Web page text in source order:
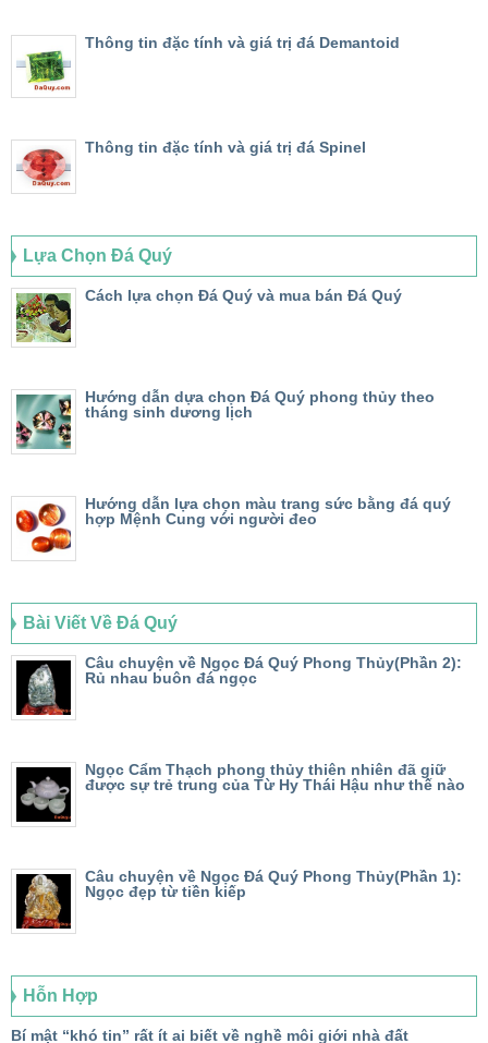
Thông tin đặc tính và giá trị đá Demantoid
Thông tin đặc tính và giá trị đá Spinel
Lựa Chọn Đá Quý
Cách lựa chọn Đá Quý và mua bán Đá Quý
Hướng dẫn dựa chọn Đá Quý phong thủy theo
tháng sinh dương lịch
Hướng dẫn lựa chọn màu trang sức bằng đá quý
hợp Mệnh Cung với người đeo
Bài Viết Về Đá Quý
Câu chuyện về Ngọc Đá Quý Phong Thủy(Phần 2):
Rủ nhau buôn đá ngọc
Ngọc Cẩm Thạch phong thủy thiên nhiên đã giữ
được sự trẻ trung của Từ Hy Thái Hậu như thế nào
Câu chuyện về Ngọc Đá Quý Phong Thủy(Phần 1):
Ngọc đẹp từ tiền kiếp
Hỗn Hợp
Bí mật “khó tin” rất ít ai biết về nghề môi giới nhà đất